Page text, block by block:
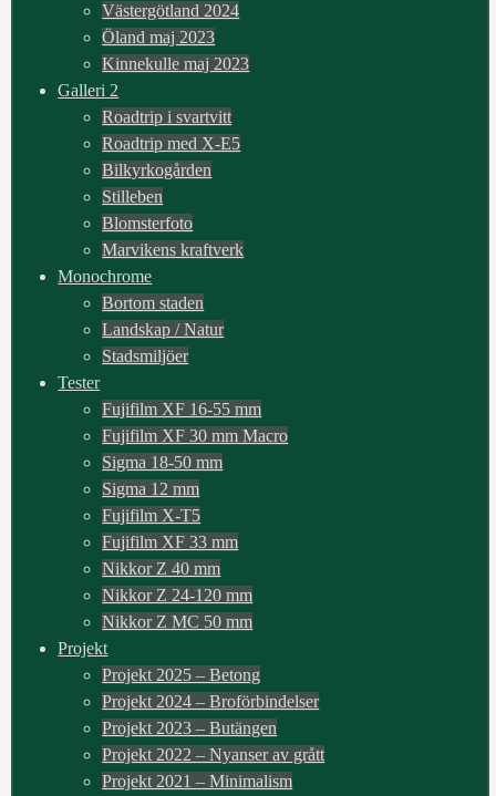
Västergötland 2024
Öland maj 2023
Kinnekulle maj 2023
Galleri 2
Roadtrip i svartvitt
Roadtrip med X-E5
Bilkyrkogården
Stilleben
Blomsterfoto
Marvikens kraftverk
Monochrome
Bortom staden
Landskap / Natur
Stadsmiljöer
Tester
Fujifilm XF 16-55 mm
Fujifilm XF 30 mm Macro
Sigma 18-50 mm
Sigma 12 mm
Fujifilm X-T5
Fujifilm XF 33 mm
Nikkor Z 40 mm
Nikkor Z 24-120 mm
Nikkor Z MC 50 mm
Projekt
Projekt 2025 – Betong
Projekt 2024 – Broförbindelser
Projekt 2023 – Butängen
Projekt 2022 – Nyanser av grått
Projekt 2021 – Minimalism